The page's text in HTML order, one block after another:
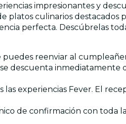
impresionantes y
platos culinarios destacados
perfecta. Descúbrelas
reenviar al
descuenta inmediatamente
las experiencias Fever. El
de confirmación con